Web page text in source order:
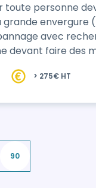
personne
envergure
avec
faire des
> 275€ HT
90